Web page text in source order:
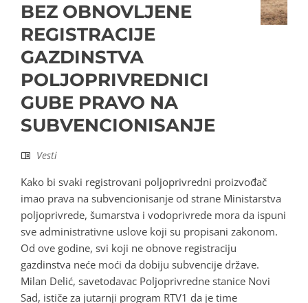
BEZ OBNOVLJENE
REGISTRACIJE
GAZDINSTVA
POLJOPRIVREDNICI
GUBE PRAVO NA
SUBVENCIONISANJE
Vesti
Kako bi svaki registrovani poljoprivredni proizvođač
imao prava na subvencionisanje od strane Ministarstva
poljoprivrede, šumarstva i vodoprivrede mora da ispuni
sve administrativne uslove koji su propisani zakonom.
Od ove godine, svi koji ne obnove registraciju
gazdinstva neće moći da dobiju subvencije države.
Milan Delić, savetodavac Poljoprivredne stanice Novi
Sad, ističe za jutarnji program RTV1 da je time